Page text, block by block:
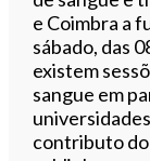
e Coimbra a
sábado, das
existem
sangue em
contributo do